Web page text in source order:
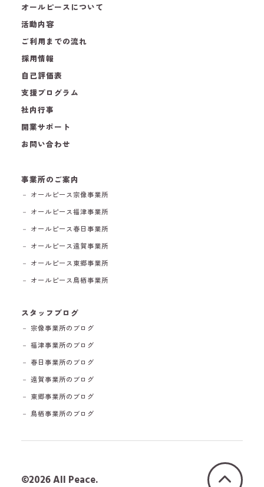
オールピースについて
活動内容
ご利用までの流れ
採用情報
自己評価表
支援プログラム
社内行事
開業サポート
お問い合わせ
事業所のご案内
－ オールピース宗像事業所
－ オールピース福津事業所
－ オールピース春日事業所
－ オールピース遠賀事業所
－ オールピース東郷事業所
－ オールピース鳥栖事業所
スタッフブログ
－ 宗像事業所のブログ
－ 福津事業所のブログ
－ 春日事業所のブログ
－ 遠賀事業所のブログ
－ 東郷事業所のブログ
－ 鳥栖事業所のブログ
©2026 All Peace.